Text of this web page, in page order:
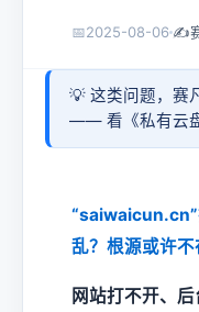
📅2025-08-06 ✍️
💡 这类问题，赛
—— 看《私有云
乱？根源或许不
网站打不开、